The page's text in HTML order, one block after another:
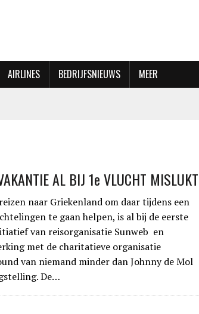
AIRLINES BEDRIJFSNIEUWS MEER
AL BIJ 1e VLUCHT MISLUKT
naar Griekenland om daar tijdens een
te gaan helpen, is al bij de eerste
van reisorganisatie Sunweb en
met de charitatieve organisatie
van niemand minder dan Johnny de Mol
De…